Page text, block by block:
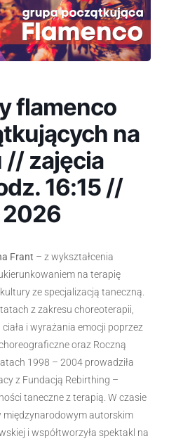
flamenco
na
// zajęcia
16:15 //
Frant – z wykształcenia
na terapię
ze specjalizacją taneczną.
z zakresu choreoterapii,
i wyrażania emocji poprzez
oraz Roczną
1998 – 2004 prowadziła
z Fundacją Rebirthing –
taneczne z terapią. W czasie
międzynarodowym autorskim
i współtworzyła spektakl na